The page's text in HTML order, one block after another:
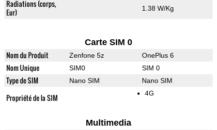
Radiations (corps,
Eur)
1.38 W/Kg
Carte SIM 0
Nom du Produit Zenfone 5z OnePlus 6
Nom Unique SIM0 SIM 0
Type de SIM Nano SIM Nano SIM
Propriété de la SIM 4G
Multimedia